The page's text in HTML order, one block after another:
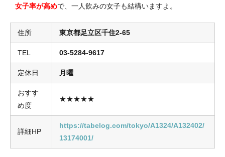
女子率が高めで、一人飲みの女子も結構いますよ。
住所 東京都足立区千住2-65
TEL 03-5284-9617
定休日 月曜
おすす
め度
★★★★★
詳細HP
https://tabelog.com/tokyo/A1324/A132402/
13174001/